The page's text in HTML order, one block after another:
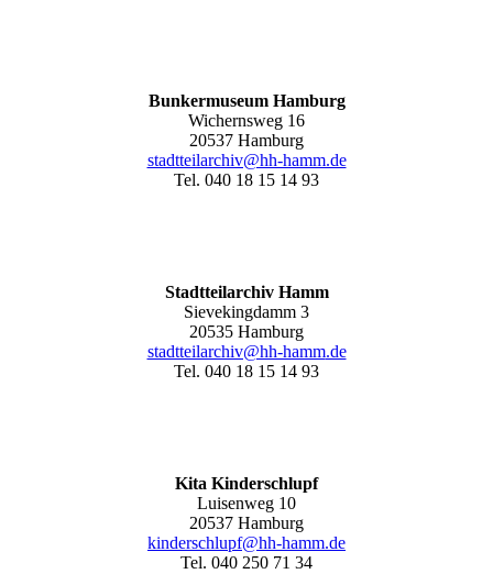
Bunkermuseum Hamburg
Wichernsweg 16
20537 Hamburg
stadtteilarchiv@hh-hamm.de
Tel. 040 18 15 14 93
Stadtteilarchiv Hamm
Sievekingdamm 3
20535 Hamburg
stadtteilarchiv@hh-hamm.de
Tel. 040 18 15 14 93
Kita Kinderschlupf
Luisenweg 10
20537 Hamburg
kinderschlupf@hh-hamm.de
Tel. 040 250 71 34